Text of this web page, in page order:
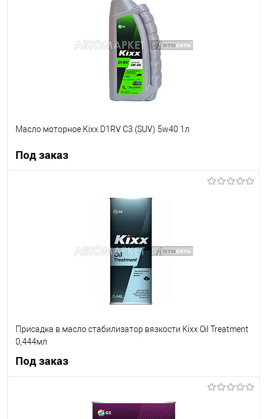
Масло моторное Kixx D1RV C3 (SUV) 5w40 1л
Под заказ
Присадка в масло стабилизатор вязкости Kixx Oil Treatment
0,444мл
Под заказ